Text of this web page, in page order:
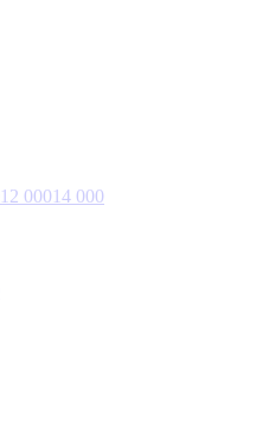
12 00014 000